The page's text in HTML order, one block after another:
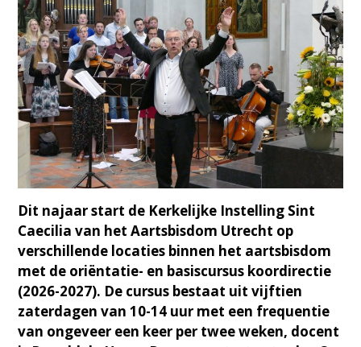
Dit najaar start de Kerkelijke Instelling Sint
Caecilia van het Aartsbisdom Utrecht op
verschillende locaties binnen het aartsbisdom
met de oriëntatie- en basiscursus koordirectie
(2026-2027). De cursus bestaat uit vijftien
zaterdagen van 10-14 uur met een frequentie
van ongeveer een keer per twee weken, docent